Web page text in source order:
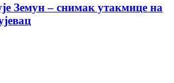
Земун – снимак утакмице на